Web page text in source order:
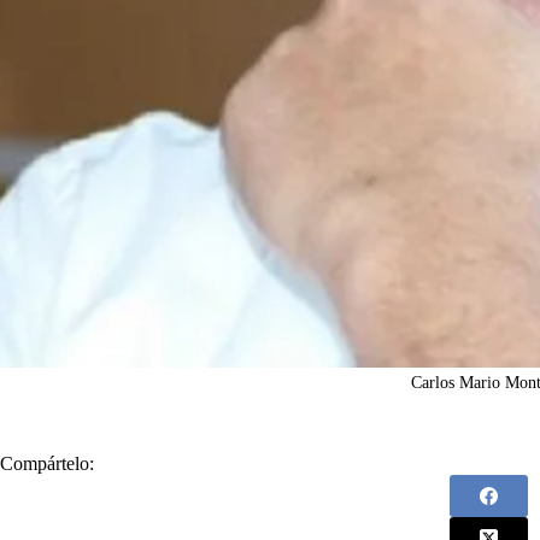
Carlos Mario
Compártelo: